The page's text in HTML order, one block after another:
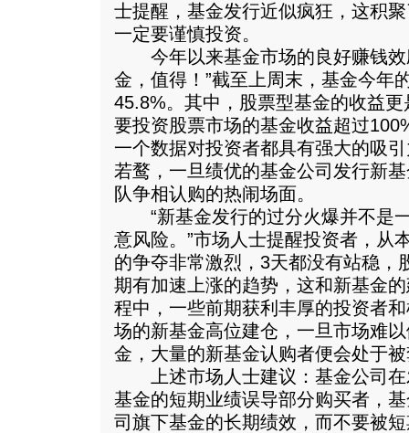
士提醒，基金发行近似疯狂，这积
一定要谨慎投资。
今年以来基金市场的良好赚钱效
金，值得！”截至上周末，基金今年
45.8%。其中，股票型基金的收益
要投资股票市场的基金收益超过
一个数据对投资者都具有强大的吸
若鹜，一旦绩优的基金公司发行新
队争相认购的热闹场面。
“新基金发行的过分火爆并不是
意风险。”市场人士提醒投资者，从
的争夺非常激烈，3天都没有站稳，
期有加速上涨的趋势，这和新基金
程中，一些前期获利丰厚的投资者
场的新基金高位建仓，一旦市场难
金，大量的新基金认购者便会处于
上述市场人士建议：基金公司在
基金的短期业绩误导部分购买者，
司旗下基金的长期绩效，而不要被